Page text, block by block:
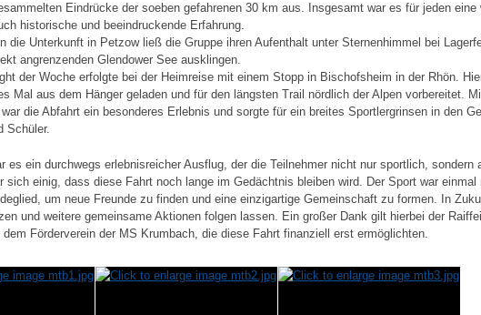
Eindrücke der soeben gefahrenen 30 km aus. Insgesamt war es für jeden eine
historische und beeindruckende Erfahrung.
die Unterkunft in Petzow ließ die Gruppe ihren Aufenthalt unter Sternenhimmel bei
angrenzenden Glendower See ausklingen.
der Woche erfolgte bei der Heimreise mit einem Stopp in Bischofsheim in der Rhön.
Mal aus dem Hänger geladen und für den längsten Trail nördlich der Alpen vorbereitet.
die Abfahrt ein besonderes Erlebnis und sorgte für ein breites Sportlergrinsen in den
Schüler.
es ein durchwegs erlebnisreicher Ausflug, der die Teilnehmer nicht nur sportlich, sondern
sich einig, dass diese Fahrt noch lange im Gedächtnis bleiben wird. Der Sport war einmal
um neue Freunde zu finden und eine einzigartige Gemeinschaft zu formen. In
und weitere gemeinsame Aktionen folgen lassen. Ein großer Dank gilt hierbei der
Förderverein der MS Krumbach, die diese Fahrt finanziell erst ermöglichten.